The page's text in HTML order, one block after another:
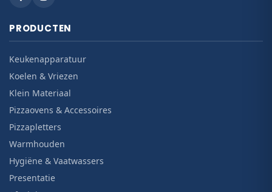
PRODUCTEN
Keukenapparatuur
Koelen & Vriezen
Klein Materiaal
Pizzaovens & Accessoires
Pizzapletters
Warmhouden
Hygiëne & Vaatwassers
Presentatie